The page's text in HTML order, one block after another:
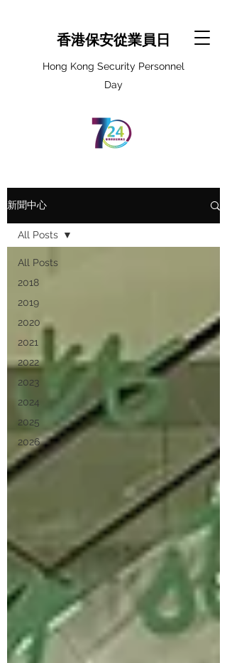
香港保安從業員日
Hong Kong Security Personnel
Day
新聞中心
All Posts
2018
2019
2020
2021
2022
2023
2024
2025
2026
All Posts